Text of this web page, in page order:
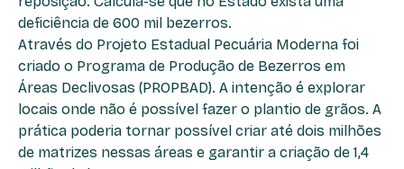
deficiência de 600 mil bezerros.
Através do Projeto Estadual Pecuária Moderna foi
criado o Programa de Produção de Bezerros em
Áreas Declivosas (PROPBAD). A intenção é explorar
locais onde não é possível fazer o plantio de grãos. A
prática poderia tornar possível criar até dois milhões
de matrizes nessas áreas e garantir a criação de 1,4